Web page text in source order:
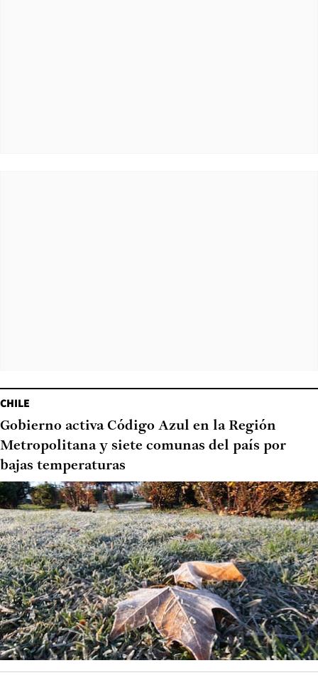
CHILE
Gobierno activa Código Azul en la Región
Metropolitana y siete comunas del país por
bajas temperaturas